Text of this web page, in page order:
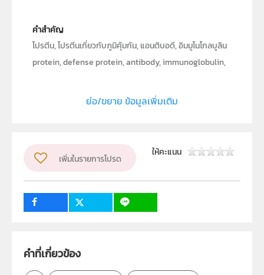
คำสำคัญ
โปรตีน, โปรตีนเกี่ยวกับภูมิคุ้มกัน, แอนติบอดี, อิมมูโนโกลบูลิน
protein, defense protein, antibody, immunoglobulin,
Moving Image
ผู้แต่ง หรือ เจ้าของผลงาน
วิชา
ชีววิทยา
ระดับชั้น
ครู, นักเรียน, บุคคลทั่วไป
ย่อ/ขยาย ข้อมูลเพิ่มเติม
เพิ่มในรายการโปรด
ให้คะแนน
คำที่เกี่ยวข้อง